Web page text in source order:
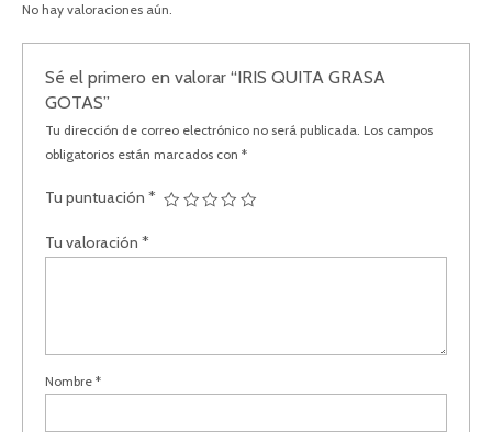
No hay valoraciones aún.
Sé el primero en valorar “IRIS QUITA GRASA
GOTAS”
Tu dirección de correo electrónico no será publicada. Los campos
obligatorios están marcados con*
Tu puntuación*
Tu valoración*
Nombre*